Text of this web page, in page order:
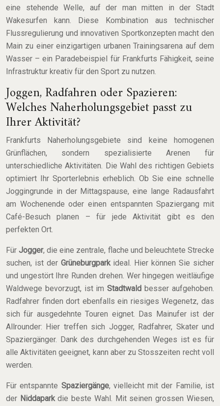
eine stehende Welle, auf der man mitten in der Stadt
Wakesurfen kann. Diese Kombination aus technischer
Flussregulierung und innovativen Sportkonzepten macht den
Main zu einer einzigartigen urbanen Trainingsarena auf dem
Wasser – ein Paradebeispiel für Frankfurts Fähigkeit, seine
Infrastruktur kreativ für den Sport zu nutzen.
Joggen, Radfahren oder Spazieren:
Welches Naherholungsgebiet passt zu
Ihrer Aktivität?
Frankfurts Naherholungsgebiete sind keine homogenen
Grünflächen, sondern spezialisierte Arenen für
unterschiedliche Aktivitäten. Die Wahl des richtigen Gebiets
optimiert Ihr Sporterlebnis erheblich. Ob Sie eine schnelle
Joggingrunde in der Mittagspause, eine lange Radausfahrt
am Wochenende oder einen entspannten Spaziergang mit
Café-Besuch planen – für jede Aktivität gibt es den
perfekten Ort.
FürJogger, die eine zentrale, flache und beleuchtete Strecke
suchen, ist der Grüneburgparkideal. Hier können Sie sicher
und ungestört Ihre Runden drehen. Wer hingegen weitläufige
Waldwege bevorzugt, ist imStadtwald besser aufgehoben.
Radfahrer finden dort ebenfalls ein riesiges Wegenetz, das
sich für ausgedehnte Touren eignet. Das Mainufer ist der
Allrounder: Hier treffen sich Jogger, Radfahrer, Skater und
Spaziergänger. Dank des durchgehenden Weges ist es für
alle Aktivitäten geeignet, kann aber zu Stosszeiten recht voll
werden.
Für entspannte Spaziergänge, vielleicht mit der Familie, ist
der Niddaparkdie beste Wahl. Mit seinen grossen Wiesen,